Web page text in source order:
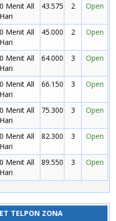
Menit All
43.575 2 Open
Menit All
45.000 2 Open
Menit All
64.000 3 Open
Menit All
66.150 3 Open
Menit All
75.300 3 Open
Menit All
82.300 3 Open
Menit All
89.550 3 Open
TELPON ZONA